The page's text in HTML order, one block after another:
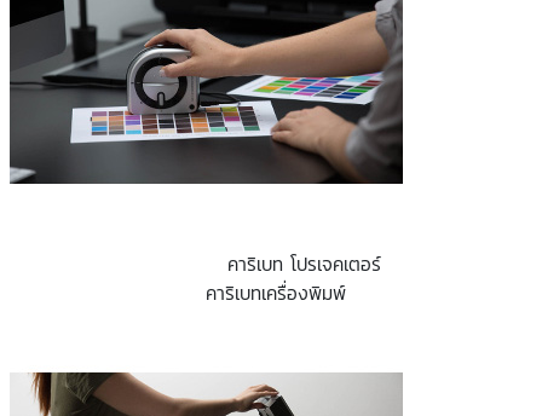
คาริเบท โปรเจคเตอร์
คาริเบทเครื่องพิมพ์